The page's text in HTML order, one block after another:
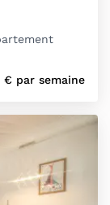
€ par semaine